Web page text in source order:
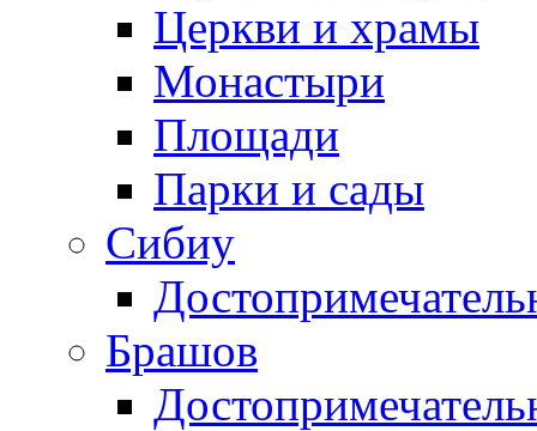
Церкви и храмы
Монастыри
Площади
Парки и сады
Сибиу
Брашов